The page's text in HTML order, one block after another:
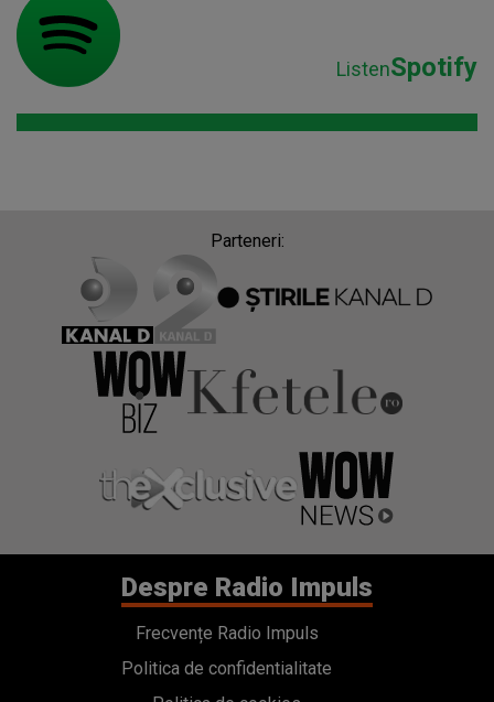
ListenSpotify
Parteneri:
Despre Radio Impuls
Frecvențe Radio Impuls
Politica de confidentialitate